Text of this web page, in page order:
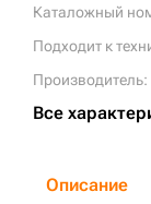
Каталожный
Подходит к
Производитель:
Все
Описание